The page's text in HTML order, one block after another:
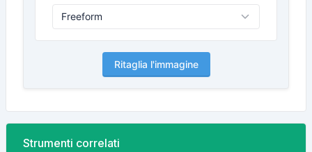
Ritaglia l'immagine
Strumenti correlati